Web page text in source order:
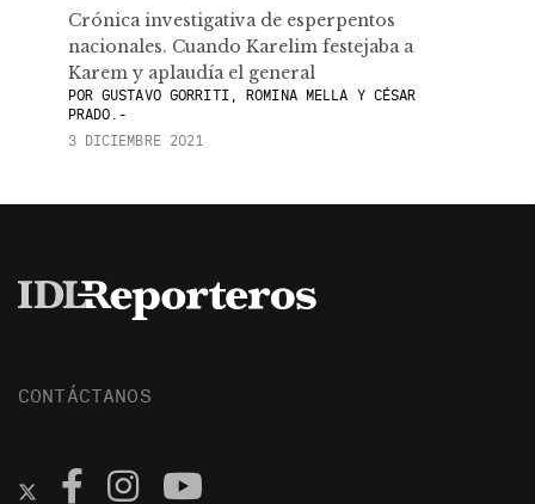
Crónica investigativa de esperpentos
nacionales. Cuando Karelim festejaba a
Karem y aplaudía el general
PORGUSTAVO GORRITI, ROMINA MELLA Y CÉSAR
PRADO.-
3 DICIEMBRE 2021
CONTÁCTANOS